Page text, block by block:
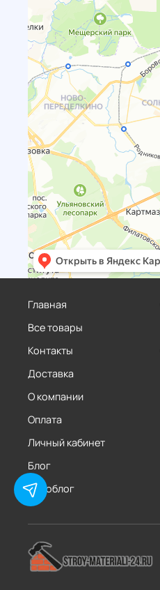
Главная
Все товары
Контакты
Доставка
О компании
Оплата
Личный кабинет
Блог
Фотоблог